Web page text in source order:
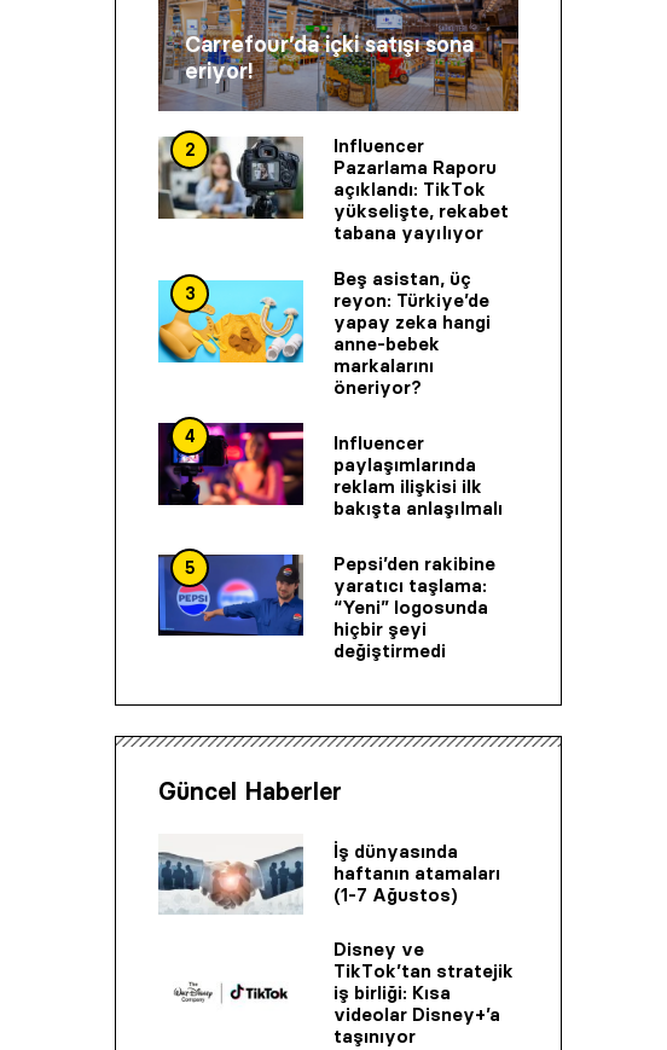
Carrefour’da içki satışı sona
eriyor!
2
Influencer
Pazarlama Raporu
açıklandı: TikTok
yükselişte, rekabet
tabana yayılıyor
3
Beş asistan, üç
reyon: Türkiye’de
yapay zeka hangi
anne-bebek
markalarını
öneriyor?
4
Influencer
paylaşımlarında
reklam ilişkisi ilk
bakışta anlaşılmalı
5
Pepsi’den rakibine
yaratıcı taşlama:
“Yeni” logosunda
hiçbir şeyi
değiştirmedi
Güncel Haberler
İş dünyasında
haftanın atamaları
(1-7 Ağustos)
Disney ve
TikTok’tan stratejik
iş birliği: Kısa
videolar Disney+’a
taşınıyor